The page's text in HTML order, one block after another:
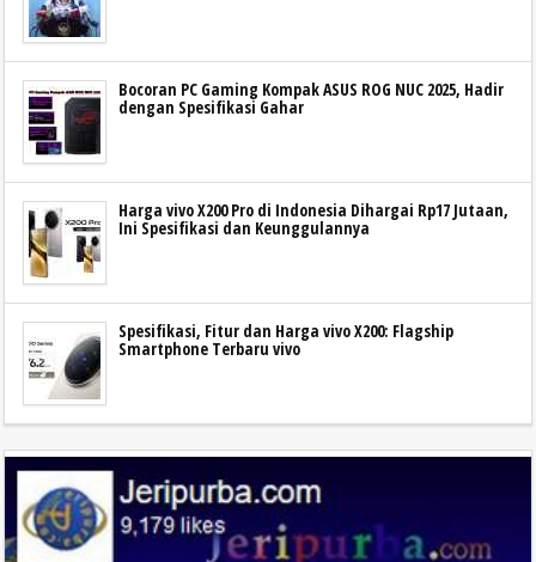
Bocoran PC Gaming Kompak ASUS ROG NUC 2025, Hadir
dengan Spesifikasi Gahar
Harga vivo X200 Pro di Indonesia Dihargai Rp17 Jutaan,
Ini Spesifikasi dan Keunggulannya
Spesifikasi, Fitur dan Harga vivo X200: Flagship
Smartphone Terbaru vivo